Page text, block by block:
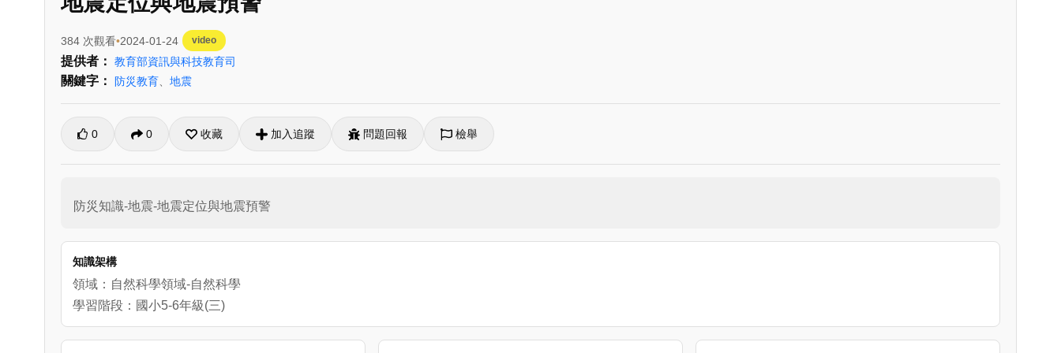
384 次觀看 2024-01-24 video
提供者： 教育部資訊與科技教育司
關鍵字： 防災教育 地震
0 0 收藏 加入追蹤 問題回報 檢舉
防災知識-地震-地震定位與地震預警
知識架構
領域：自然科學領域-自然科學
學習階段：國小5-6年級(三)